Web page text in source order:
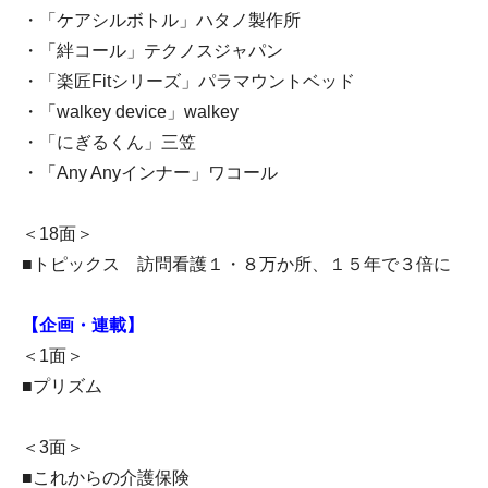
・「ケアシルボトル」ハタノ製作所
・「絆コール」テクノスジャパン
・「楽匠Fitシリーズ」パラマウントベッド
・「walkey device」walkey
・「にぎるくん」三笠
・「Any Anyインナー」ワコール
＜18面＞
■トピックス 訪問看護１・８万か所、１５年で３倍に
【企画・連載】
＜1面＞
■プリズム
＜3面＞
■これからの介護保険